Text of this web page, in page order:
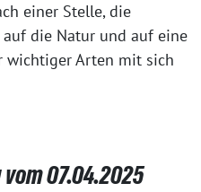
einer Stelle, die
die Natur und auf eine
wichtiger Arten mit sich
07.04.2025